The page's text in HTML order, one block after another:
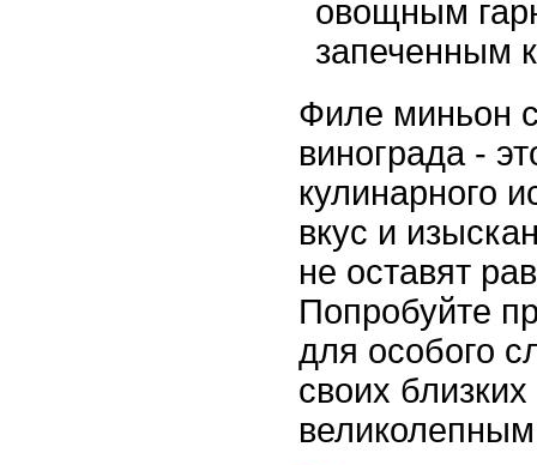
овощным
запеченным
Филе миньон
винограда -
кулинарного
вкус и
не оставят
Попробуйте
для особого
своих близких